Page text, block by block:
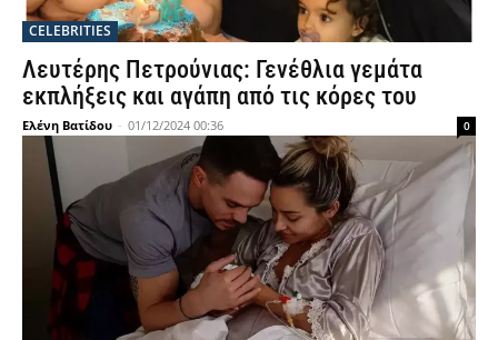
CELEBRITIES
Λευτέρης Πετρούνιας: Γενέθλια γεμάτα
εκπλήξεις και αγάπη από τις κόρες του
Ελένη Βατίδου - 01/12/2024 00:36 0